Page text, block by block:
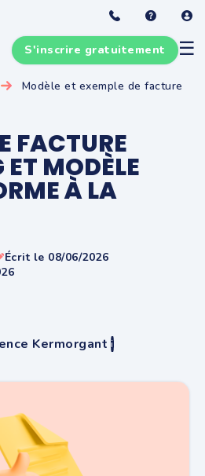
☰
S'inscrire gratuitement
Modèle et exemple de facture
FACTURE
MODÈLE
À LA
Écrit le 08/06/2026
Kermorgant i